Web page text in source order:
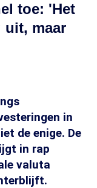
toe: 'Het
uit, maar
in
de enige. De
in rap
valuta